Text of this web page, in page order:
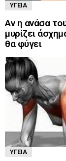
ΥΓΕΊΑ
Αν η ανάσα
μυρίζει
θα φύγει
ΥΓΕΊΑ